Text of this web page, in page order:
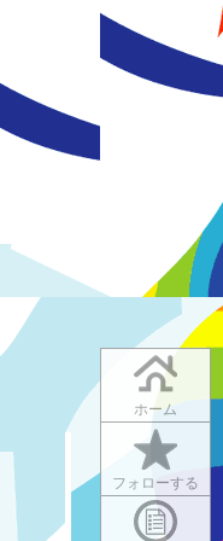
ホーム
フォローする